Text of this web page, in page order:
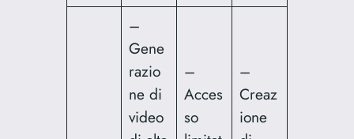
–
Gene
razio
ne di
video
–
Acces
so
–
Creaz
ione